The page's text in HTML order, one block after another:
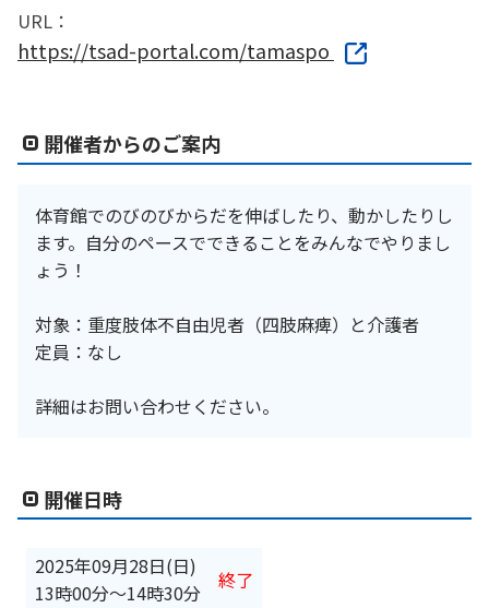
URL：
https://tsad-portal.com/tamaspo
開催者からのご案内
体育館でのびのびからだを伸ばしたり、動かしたりし
ます。自分のペースでできることをみんなでやりまし
ょう！
対象：重度肢体不自由児者（四肢麻痺）と介護者
定員：なし
詳細はお問い合わせください。
開催日時
2025年09月28日(日)
13時00分〜14時30分
終了